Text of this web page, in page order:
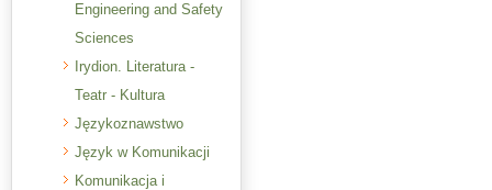
Engineering and Safety
Sciences
Irydion. Literatura -
Teatr - Kultura
Językoznawstwo
Język w Komunikacji
Komunikacja i